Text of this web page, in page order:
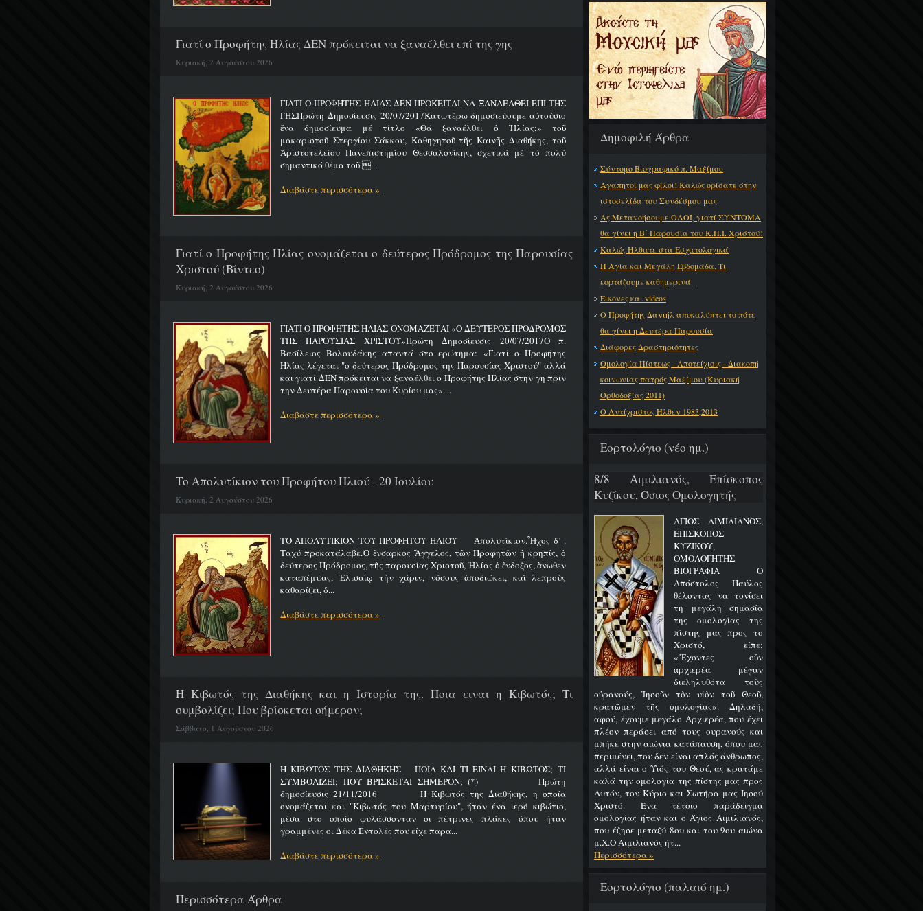
Δημοφιλή Άρθρα
Σύντομο Βιογραφικό π. Μαξίμου
Αγαπητοί μας φίλοι! Καλώς ορίσατε στην
ιστοσελίδα του Συνδέσμου μας
Ας Μετανοήσουμε ΟΛΟΙ, γιατί ΣΥΝΤΟΜΑ
θα γίνει η Β΄ Παρουσία του Κ.Η.Ι. Χριστού!
Καλώς Ήλθατε στα Εσχατολογικά
Η Αγία και Μεγάλη Εβδομάδα. Τι
εορτάζουμε καθημερινά.
Εικόνες και videos
Ο Προφήτης Δανιήλ αποκαλύπτει το πότε
θα γίνει η Δευτέρα Παρουσία
Διάφορες Δραστηριότητες
Ομολογία Πίστεως - Αποτείχισις - Διακοπή
κοινωνίας πατρός Μαξίμου (Κυριακή
Ορθοδοξίας 2011)
Ο Αντίχριστος Ήλθεν 1983,2013
Εορτολόγιο (νέο ημ.)
8/8 Αιμιλιανός, Επίσκοπος
Κυζίκου, Όσιος Ομολογητής
ΑΓΙΟΣ ΑΙΜΙΛΙΑΝΟΣ,
ΕΠΙΣΚΟΠΟΣ
ΚΥΖΙΚΟΥ,
ΟΜΟΛΟΓΗΤΗΣ
ΒΙΟΓΡΑΦΙΑ Ο
Απόστολος Παύλος
θέλοντας να τονίσει
τη μεγάλη σημασία
της ομολογίας της
πίστης μας προς το
Χριστό, είπε:
«Ἔχοντες οὒν
ἀρχιερέα μέγαν
διεληλυθότα τοὺς
οὐρανούς, Ἰησοῦν τὸν υἱὸν τοῦ Θεοῦ,
κρατῶμεν τῆς ὁμολογίας». Δηλαδή,
αφού, έχουμε μεγάλο Αρχιερέα, που έχει
πλέον περάσει από τους ουρανούς και
μπήκε στην αιώνια κατάπαυση, όπου μας
περιμένει, που δεν είναι απλός άνθρωπος,
αλλά είναι ο Υιός του Θεού, ας κρατάμε
καλά την ομολογία της πίστης μας προς
Αυτόν, τον Κύριο και Σωτήρα μας Ιησού
Χριστό. Ένα τέτοιο παράδειγμα
ομολογίας ήταν και ο Άγιος Αιμιλιανός,
που έζησε μεταξύ 8ου και του 9ου αιώνα
μ.Χ.Ο Αιμιλιανός ήτ...
Περισσότερα »
Εορτολόγιο (παλαιό ημ.)
Γιατί ο Προφήτης Ηλίας ΔΕΝ πρόκειται να ξαναέλθει επί της γης
Κυριακή, 2 Αυγούστου 2026
ΓΙΑΤΙ Ο ΠΡΟΦΗΤΗΣ ΗΛΙΑΣ ΔΕΝ ΠΡΟΚΕΙΤΑΙ ΝΑ ΞΑΝΑΕΛΘΕΙ ΕΠΙ ΤΗΣ
ΓΗΣΠρώτη Δημοσίευσις 20/07/2017Κατωτέρω δημοσιεύουμε αὐτούσιο
ἕνα δημοσίευμα μέ τίτλο «Θά ξαναέλθει ὁ Ἠλίας;» τοῦ
μακαριστοῦ Στεργίου Σάκκου, Καθηγητοῦ τῆς Καινῆς Διαθήκης, τοῦ
Ἀριστοτελείου Πανεπιστημίου Θεσσαλονίκης, σχετικά μέ τό πολύ
σημαντικό θέμα τοῦ ...
Διαβάστε περισσότερα »
Γιατί ο Προφήτης Ηλίας ονομάζεται ο δεύτερος Πρόδρομος της Παρουσίας
Χριστού (Βίντεο)
Κυριακή, 2 Αυγούστου 2026
ΓΙΑΤΙ Ο ΠΡΟΦΗΤΗΣ ΗΛΙΑΣ ΟΝΟΜΑΖΕΤΑΙ «Ο ΔΕΥΤΕΡΟΣ ΠΡΟΔΡΟΜΟΣ
ΤΗΣ ΠΑΡΟΥΣΙΑΣ ΧΡΙΣΤΟΥ»Πρώτη Δημοσίευσις 20/07/2017Ο π.
Βασίλειος Βολουδάκης απαντά στο ερώτημα: «Γιατί ο Προφήτης
Ηλίας λέγεται "ο δεύτερος Πρόδρομος της Παρουσίας Χριστού" αλλά
και γιατί ΔΕΝ πρόκειται να ξαναέλθει ο Προφήτης Ηλίας στην γη πριν
την Δευτέρα Παρουσία του Κυρίου μας»....
Διαβάστε περισσότερα »
Το Απολυτίκιον του Προφήτου Ηλιού - 20 Ιουλίου
Κυριακή, 2 Αυγούστου 2026
ΤΟ ΑΠΟΛΥΤΙΚΙΟΝ ΤΟΥ ΠΡΟΦΗΤΟΥ ΗΛΙΟΥ Ἀπολυτίκιον.Ἦχος δ’ .
Ταχύ προκατάλαβε.Ὁ ἔνσαρκος Ἄγγελος, τῶν Προφητῶν ἡ κρηπίς, ὁ
δεύτερος Πρόδρομος, τῆς παρουσίας Χριστοῦ, Ἠλίας ὁ ἔνδοξος, ἄνωθεν
καταπέμψας, Ἐλισαίῳ τὴν χάριν, νόσους ἀποδιώκει, καὶ λεπροὺς
καθαρίζει, δ...
Διαβάστε περισσότερα »
H Κιβωτός της Διαθήκης και η Ιστορία της. Ποια ειναι η Κιβωτός; Τι
συμβολίζει; Που βρίσκεται σήμερον;
Σάββατο, 1 Αυγούστου 2026
Η ΚΙΒΩΤΟΣ ΤΗΣ ΔΙΑΘΗΚΗΣ ΠΟΙΑ ΚΑΙ ΤΙ ΕΙΝΑΙ Η ΚΙΒΩΤΟΣ; ΤΙ
ΣΥΜΒΟΛΙΖΕΙ; ΠΟΥ ΒΡΙΣΚΕΤΑΙ ΣΗΜΕΡΟΝ; (*) Πρώτη
δημοσίευσις 21/11/2016 Η Κιβωτός της Διαθήκης, η οποία
ονομάζεται και "Κιβωτός του Μαρτυρίου", ήταν ένα ιερό κιβώτιο,
μέσα στο οποίο φυλάσσονταν οι πέτρινες πλάκες όπου ήταν
γραμμένες οι Δέκα Εντολές που είχε παρα...
Διαβάστε περισσότερα »
Περισσότερα Άρθρα